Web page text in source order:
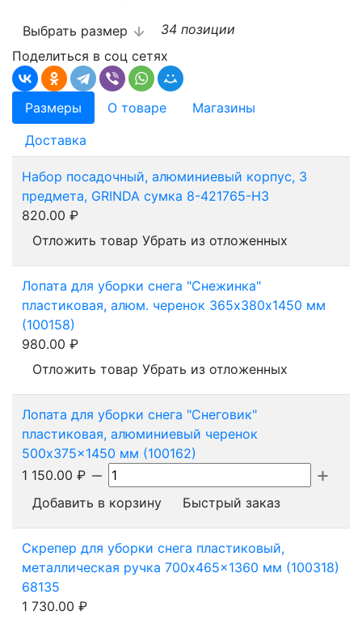
Выбрать размер
34 позиции
Поделиться в соц сетях
Размеры О товаре
Магазины
Доставка
Набор посадочный, алюминиевый корпус, 3
предмета, GRINDA сумка 8-421765-H3
820.00 ₽
Отложить товар Убрать из отложенных
Лопата для уборки снега "Снежинка"
пластиковая, алюм. черенок 365х380x1450 мм
(100158)
980.00 ₽
Отложить товар Убрать из отложенных
Лопата для уборки снега "Снеговик"
пластиковая, алюминиевый черенок
500x375x1450 мм (100162)
1 150.00 ₽
Добавить в корзину
Быстрый заказ
Скрепер для уборки снега пластиковый,
металлическая ручка 700x465x1360 мм (100318)
68135
1 730.00 ₽